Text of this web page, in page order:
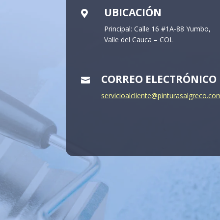
 UBICACIÓN
Principal: Calle 16 #1A-88 Yumbo,
Valle del Cauca – COL
 CORREO ELECTRÓNICO